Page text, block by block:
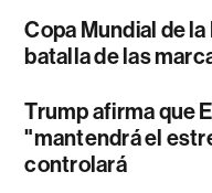
Copa Mundial de la
batalla de las
Trump afirma que
"mantendrá el
controlará